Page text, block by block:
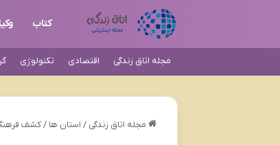
کتاب
مجله اتاق زندگی اقتصادی تکنولوژی
مجله اتاق زندگی / استان ها / کشف